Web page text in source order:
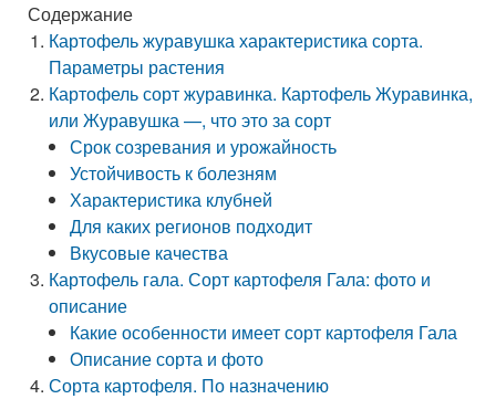
Содержание
Картофель журавушка характеристика сорта.
Параметры растения
Картофель сорт журавинка. Картофель Журавинка,
или Журавушка —, что это за сорт
Срок созревания и урожайность
Устойчивость к болезням
Характеристика клубней
Для каких регионов подходит
Вкусовые качества
Картофель гала. Сорт картофеля Гала: фото и
описание
Какие особенности имеет сорт картофеля Гала
Описание сорта и фото
Сорта картофеля. По назначению